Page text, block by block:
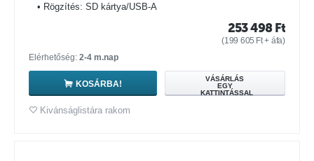
• Rögzítés: SD kártya/USB-A
253 498 Ft
(199 605 Ft+ áfa)
Elérhetőség: 2-4 m.nap
KOSÁRBA!
VÁSÁRLÁS
EGY
KATTINTÁSSAL
Kivánságlistára rakom